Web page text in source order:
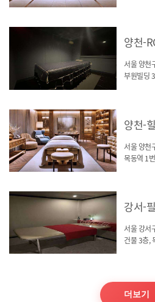
서울 양천
부원빌딩
양천-
서울 양천
목동역 1
강서-
서울 강서
건물 3층,
더보기